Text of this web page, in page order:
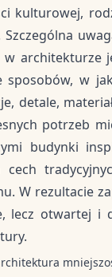
kulturowej,
architekturze
sposobów, w
detale,
potrzeb
budynki
W rezultacie
lecz otwartej i